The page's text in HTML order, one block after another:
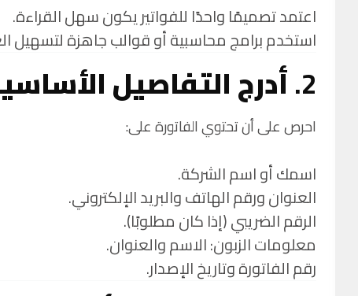
اعتمد تصميمًا واحدًا للفواتير يكون سهل القراءة.
استخدم برامج محاسبية أو قوالب جاهزة لتسهيل
2. أدرج التفاصيل
احرص على أن تحتوي الفاتورة على:
اسمك أو اسم الشركة.
العنوان ورقم الهاتف والبريد الإلكتروني.
الرقم الضريبي (إذا كان مطلوبًا).
معلومات الزبون: الاسم والعنوان.
رقم الفاتورة وتاريخ الإصدار.